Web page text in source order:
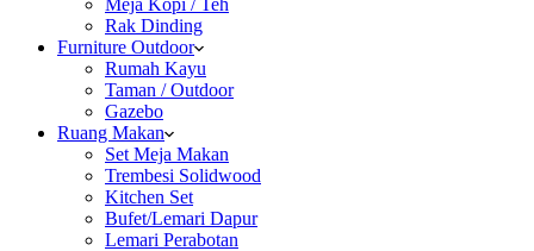
Meja Kopi / Teh
Rak Dinding
Furniture Outdoor
Rumah Kayu
Taman / Outdoor
Gazebo
Ruang Makan
Set Meja Makan
Trembesi Solidwood
Kitchen Set
Bufet/Lemari Dapur
Lemari Perabotan